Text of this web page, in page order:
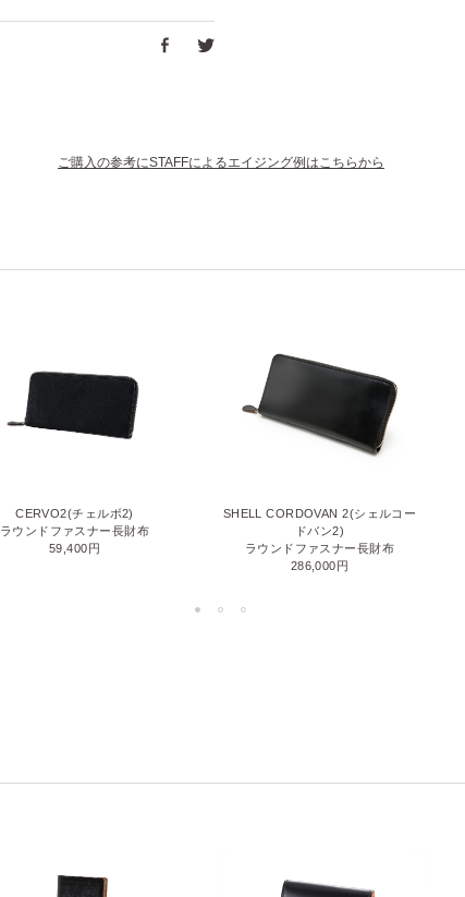
ご購入の参考にSTAFFによるエイジング例はこちらから
CERVO2(チェルボ2)
ラウンドファスナー長財布
59,400円
SHELL CORDOVAN 2(シェルコー
ドバン2)
ラウンドファスナー長財布
286,000円